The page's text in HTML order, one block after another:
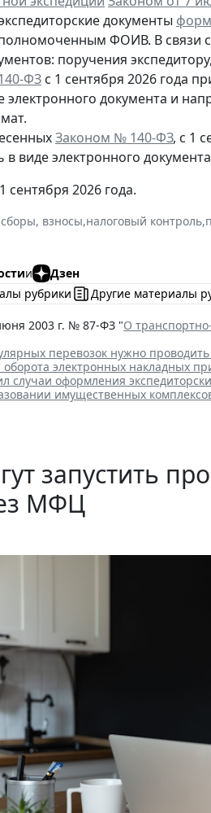
документы
ФОИВ. В связи
поручения
ФЗ с 1 сентября 2026 года
документа и
Законом № 140-ФЗ, с 1
виде электронного
сентября 2026 года.
взносы,налоговый контроль,
и
Дзен
рубрики
Другие материалы
2003 г. № 87-ФЗ "О
перевозок нужно
электронных накладных
случаи оформления
имущественных
запустить
МФЦ